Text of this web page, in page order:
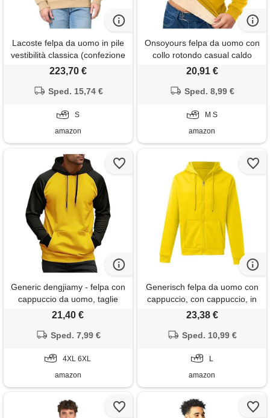
Lacoste felpa da uomo in pile
vestibilità classica (confezione
da 1), viennese, s
223,70 €
Sped. 15,74 €
S
amazon
Onsoyours felpa da uomo con
collo rotondo casual caldo
maglione invernale pullover in
20,91 €
Sped. 8,99 €
M S
amazon
Generic dengjiamy - felpa con
cappuccio da uomo, taglie
forti, con coulisse, alla moda,
lunghe, da uomo, z21 giallo,
21,40 €
Sped. 7,99 €
4XL 6XL
amazon
Generisch felpa da uomo con
cappuccio, con cappuccio, in
tinta unita, con cerniera,
per lo sport, giallo. , l
23,38 €
Sped. 10,99 €
L
amazon